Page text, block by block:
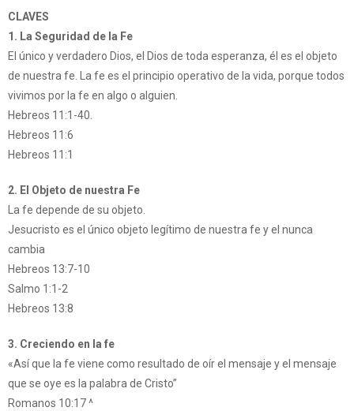
CLAVES
1. La Seguridad de la Fe
El único y verdadero Dios, el Dios de toda esperanza, él es el objeto
de nuestra fe. La fe es el principio operativo de la vida, porque todos
vivimos por la fe en algo o alguien.
Hebreos 11:1-40.
Hebreos 11:6
Hebreos 11:1
2. El Objeto de nuestra Fe
La fe depende de su objeto.
Jesucristo es el único objeto legítimo de nuestra fe y el nunca
cambia
Hebreos 13:7-10
Salmo 1:1-2
Hebreos 13:8
3. Creciendo en la fe
«Así que la fe viene como resultado de oír el mensaje y el mensaje
que se oye es la palabra de Cristo”
Romanos 10:17 ^